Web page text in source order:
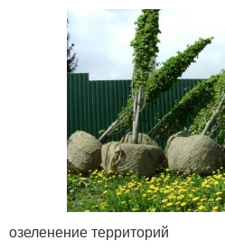
озеленение территорий